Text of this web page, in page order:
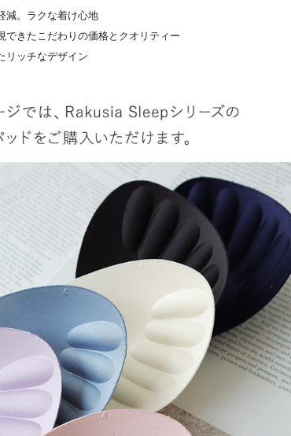
減。ラクな着け心地
できたこだわりの価格とクオリティー
リッチなデザイン